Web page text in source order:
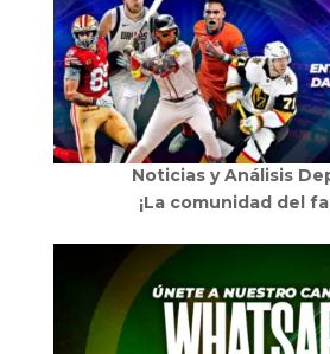
Noticias y Análisis
¡La comunidad del